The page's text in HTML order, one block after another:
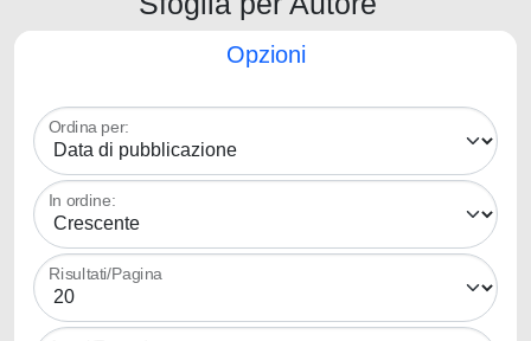
Opzioni
Ordina per:
In ordine:
Risultati/Pagina